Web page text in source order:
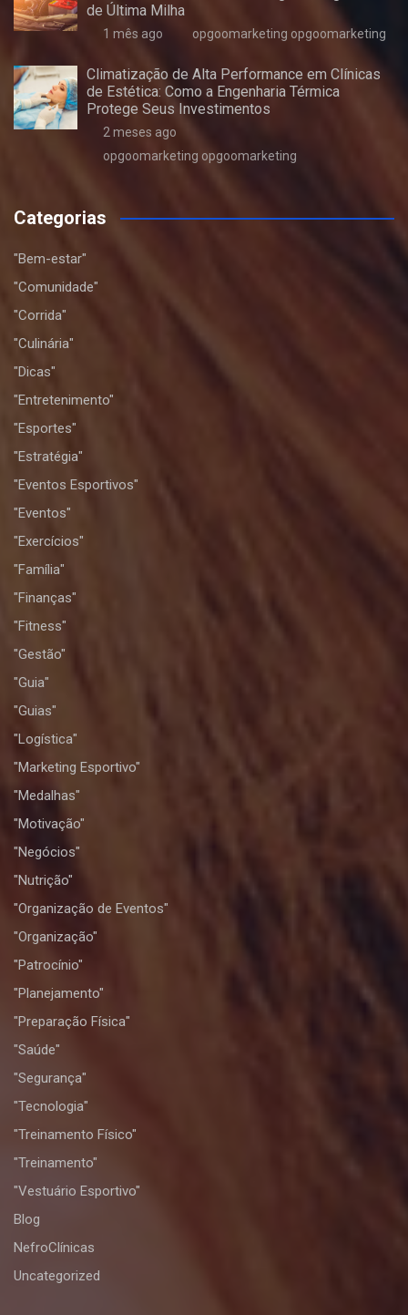
de Última Milha
1 mês ago opgoomarketing opgoomarketing
Climatização de Alta Performance em Clínicas
de Estética: Como a Engenharia Térmica
Protege Seus Investimentos
2 meses ago
opgoomarketing opgoomarketing
Categorias
"Bem-estar"
"Comunidade"
"Corrida"
"Culinária"
"Dicas"
"Entretenimento"
"Esportes"
"Estratégia"
"Eventos Esportivos"
"Eventos"
"Exercícios"
"Família"
"Finanças"
"Fitness"
"Gestão"
"Guia"
"Guias"
"Logística"
"Marketing Esportivo"
"Medalhas"
"Motivação"
"Negócios"
"Nutrição"
"Organização de Eventos"
"Organização"
"Patrocínio"
"Planejamento"
"Preparação Física"
"Saúde"
"Segurança"
"Tecnologia"
"Treinamento Físico"
"Treinamento"
"Vestuário Esportivo"
Blog
NefroClínicas
Uncategorized